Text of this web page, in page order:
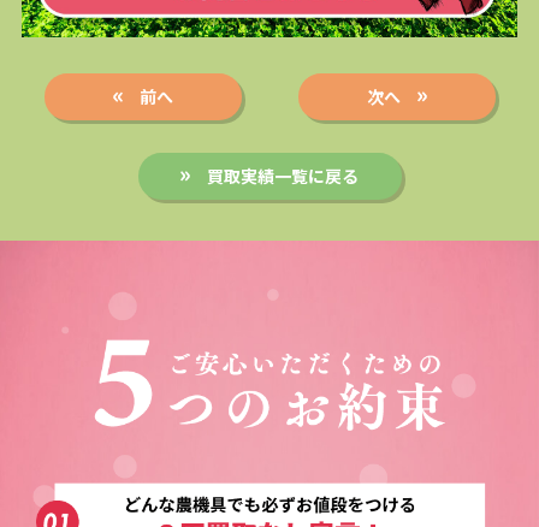
前へ 次へ
買取実績一覧に戻る